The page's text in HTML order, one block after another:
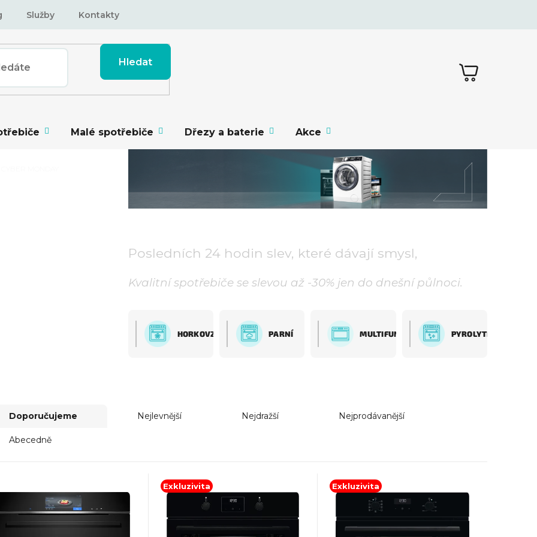
Služby Kontakty
Hledat
NÁKUPNÍ
KOŠÍK
Malé spotřebiče Dřezy a baterie Akce
Posledních 24 hodin slev, které dávají smysl,
Kvalitní spotřebiče se slevou až -30% jen do dnešní půlnoci.
HORKOVZDUŠNÉ PARNÍ MULTIFUNKČNÍ PYROLYTICKÉ
Doporučujeme Nejlevnější Nejdražší Nejprodávanější
Abecedně
Exkluzivita Exkluzivita